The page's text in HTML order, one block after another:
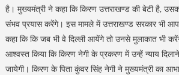
है। मुख्यमंत्री ने कहा कि किरण उत्तराखण्ड की बेटी है,
संभव प्रयास करेंगे। इस मामले में उत्तराखण्ड सरकार भी
कहा कि कि जब भी वे दिल्ली आयेंगे तो उनसे मुलाकात भी
आश्वस्त किया कि किरण नेगी के प्रकरण में उन्हें न्याय
जायेगी। किरण के पिता कुंवर सिंह नेगी ने मुख्यमंत्री का